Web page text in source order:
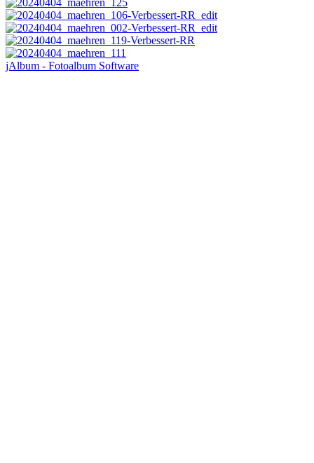
jAlbum - Fotoalbum Software